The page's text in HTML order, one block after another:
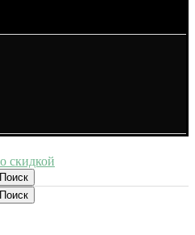
Поиск
Поиск